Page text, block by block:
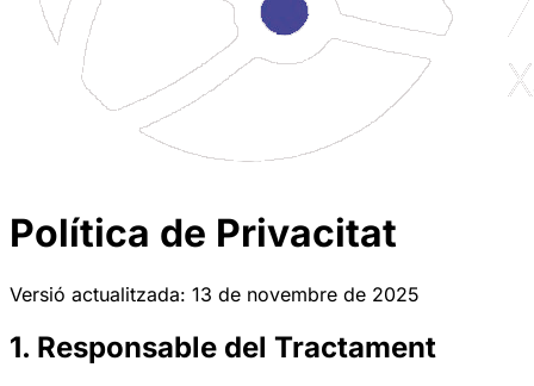
Política de Privacitat
Versió actualitzada: 13 de novembre de 2025
1. Responsable del Tractament